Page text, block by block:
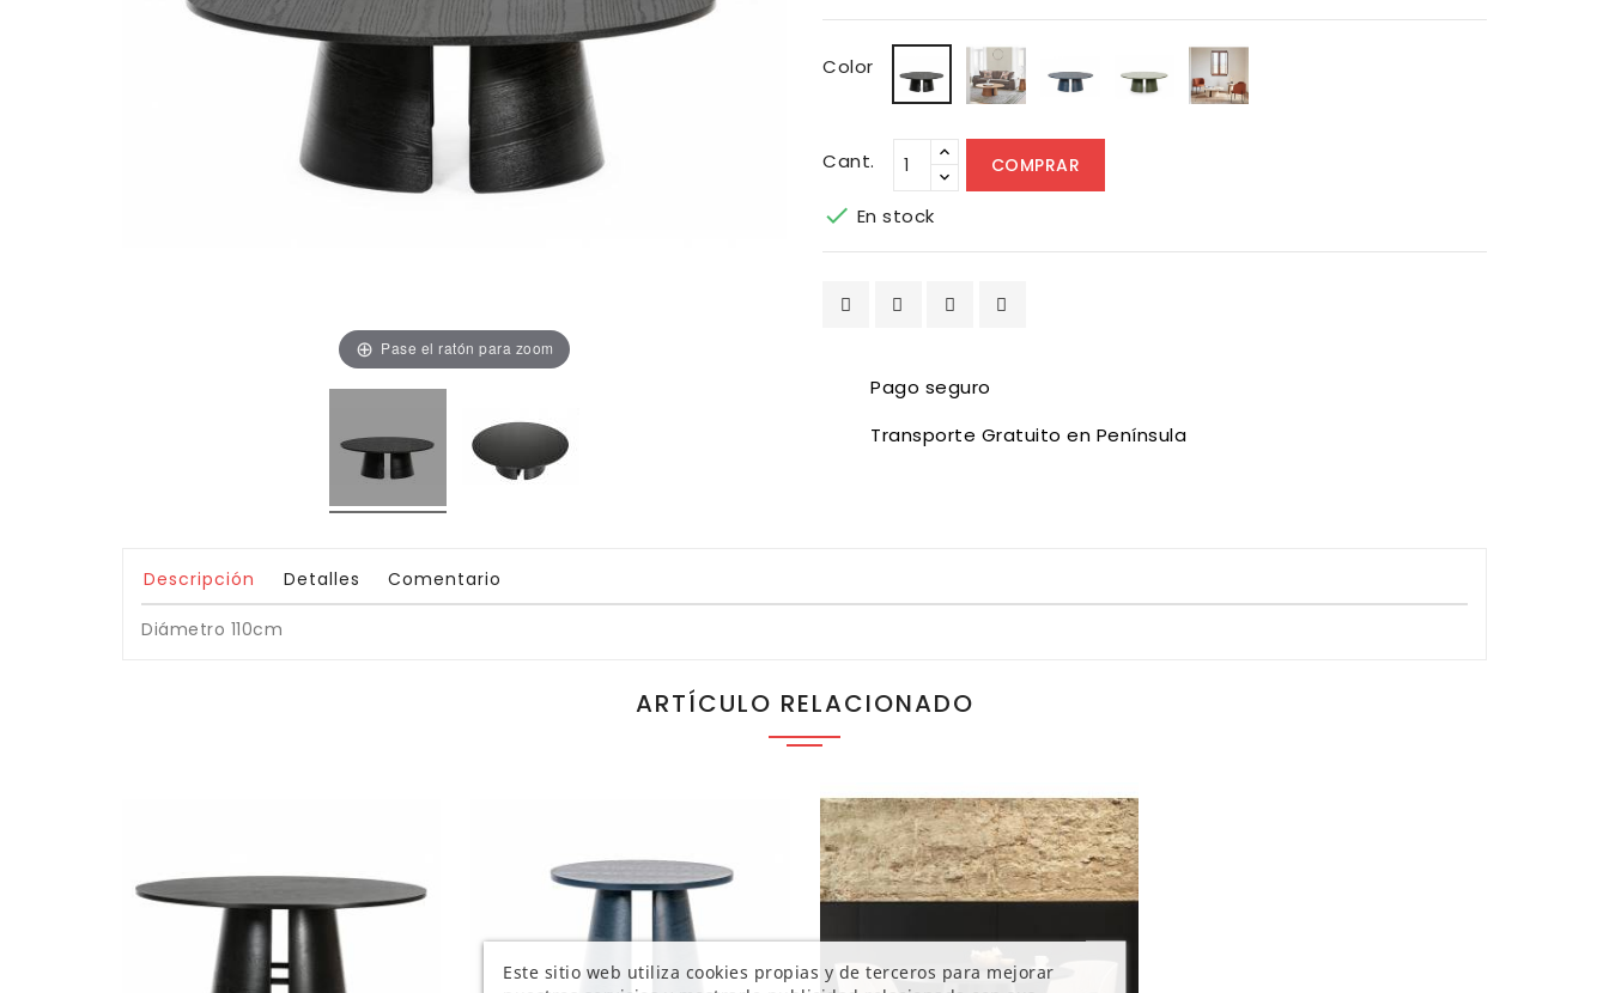
Pase el ratón para zoom
Color Negro Madera
Oscuro
Verde
Oliva
Natural
Cant. COMPRAR
 En stock
Pago seguro
Transporte Gratuito en Península
Descripción Detalles Comentario
Diámetro 110cm
ARTÍCULO RELACIONADO
Este sitio web utiliza cookies propias y de terceros para mejorar